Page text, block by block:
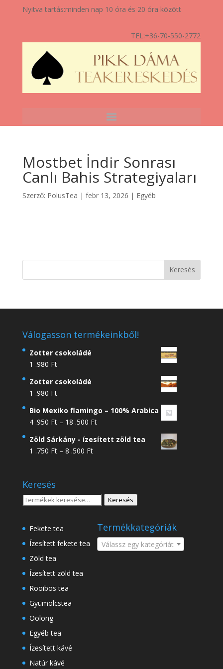
Nyitva tartás:minden nap 10 óra és 20 óra között
TEL:+36-70-550-2772
Mostbet İndir Sonrası
Canlı Bahis Strategiyaları
Szerző: PolusTea | febr 13, 2026 | Egyéb
Válogasson termékeinkből!
Zotter csokoládé
1 .980 Ft
Zotter csokoládé
1 .980 Ft
Bio Mexiko flamingo – 100% Arabica
4 .950 Ft – 18 .500 FtÁrtartomány:
.950 Ft
Zöld Sárkány - ízesített zöld tea
1 .750 Ft – 8 .500 FtÁrtartomány:
8
.500 Ft
Keresés
Keresés
Keresés
Fekete tea
Ízesített fekete tea
Zöld tea
Ízesített zöld tea
Rooibos tea
Gyümölcstea
Oolong
Egyéb tea
Ízesített kávé
Natúr kávé
Termékkategóriák
Válassz egy kategóriát